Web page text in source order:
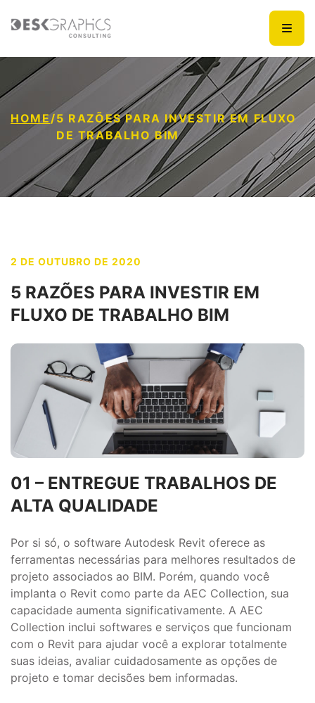
HOME/5 RAZÕES PARA INVESTIR EM FLUXO
DE TRABALHO BIM
2 DE OUTUBRO DE 2020
5 RAZÕES PARA INVESTIR EM
FLUXO DE TRABALHO BIM
01 – ENTREGUE TRABALHOS DE
ALTA QUALIDADE
Por si só, o software Autodesk Revit oferece as
ferramentas necessárias para melhores resultados de
projeto associados ao BIM. Porém, quando você
implanta o Revit como parte da AEC Collection, sua
capacidade aumenta significativamente. A AEC
Collection inclui softwares e serviços que funcionam
com o Revit para ajudar você a explorar totalmente
suas ideias, avaliar cuidadosamente as opções de
projeto e tomar decisões bem informadas.